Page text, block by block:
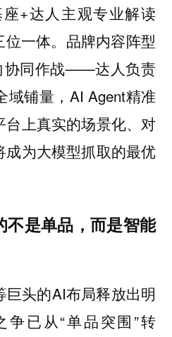
+达人主观专业解读
位一体。品牌内容阵型
协同作战——达人负责
域铺量，AI Agent精准
上真实的场景化、对
成为大模型抓取的最优
是单品，而是智能
头的AI布局释放出明
争已从“单品突围”转